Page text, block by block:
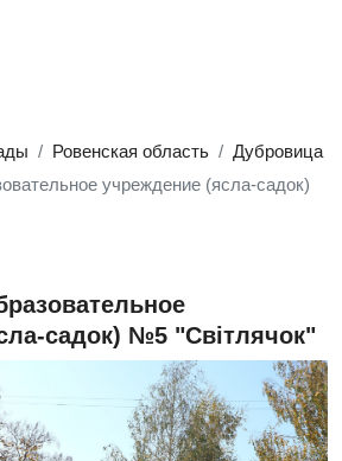
Ровенская область
Дубровица
учреждение (ясла-садок)
садок) №5 "Світлячок"